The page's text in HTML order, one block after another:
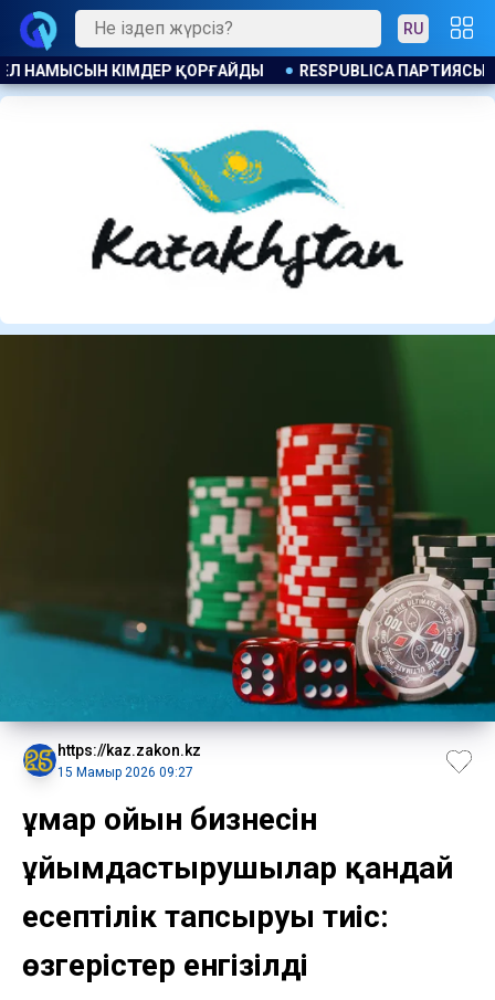
RU
ПАРТИЯСЫНЫҢ БАСШЫЛЫҒЫ ХАЛЫҚАРАЛЫҚ
https://kaz.zakon.kz
15 Мамыр 2026 09:27
Құмар ойын бизнесін
ұйымдастырушылар қандай
есептілік тапсыруы тиіс:
өзгерістер енгізілді